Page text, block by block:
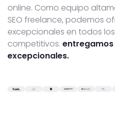
online. Como equipo
SEO freelance, podemos
excepcionales en todos
competitivos.
excepcionales.